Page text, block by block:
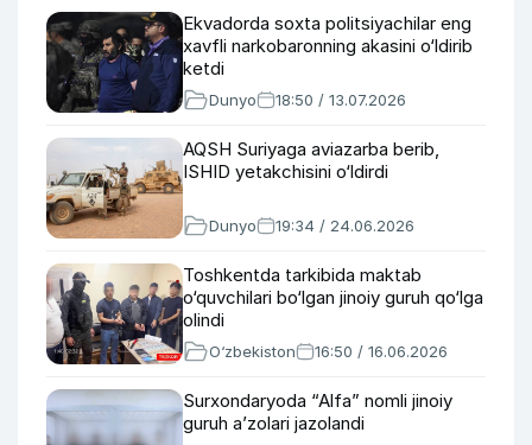
Ekvadorda soxta politsiyachilar eng
xavfli narkobaronning akasini o‘ldirib
ketdi
Dunyo 18:50 / 13.07.2026
AQSH Suriyaga aviazarba berib,
ISHID yetakchisini o‘ldirdi
Dunyo 19:34 / 24.06.2026
Toshkentda tarkibida maktab
o‘quvchilari bo‘lgan jinoiy guruh qo‘lga
olindi
O‘zbekiston 16:50 / 16.06.2026
Surxondaryoda “Alfa” nomli jinoiy
guruh aʼzolari jazolandi